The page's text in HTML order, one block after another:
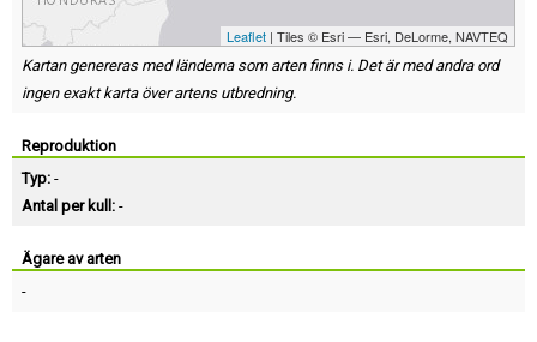
Leaflet | Tiles © Esri — Esri, DeLorme, NAVTEQ
Kartan genereras med länderna som arten finns i. Det är med andra ord
ingen exakt karta över artens utbredning.
Reproduktion
Typ: -
Antal per kull: -
Ägare av arten
-